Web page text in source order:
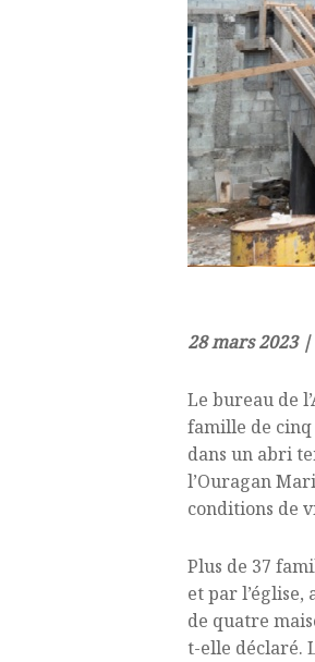
28 mars 2023
Le bureau de
famille de cinq
dans un abri
l’Ouragan
conditions de
Plus de 37
et par
de quatre
t-elle déclaré.